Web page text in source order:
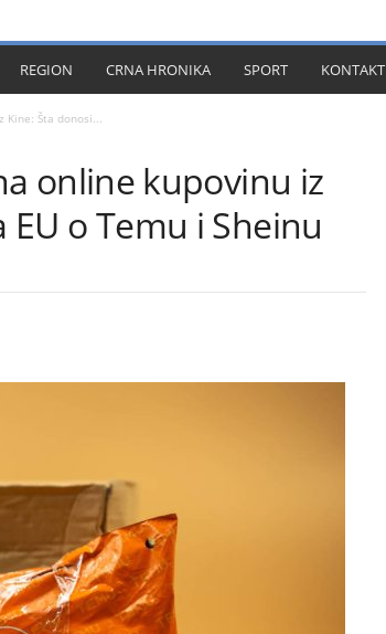
REGION CRNA HRONIKA SPORT KONTAKT
Kine: Šta donosi...
online kupovinu iz
o Temu i Sheinu